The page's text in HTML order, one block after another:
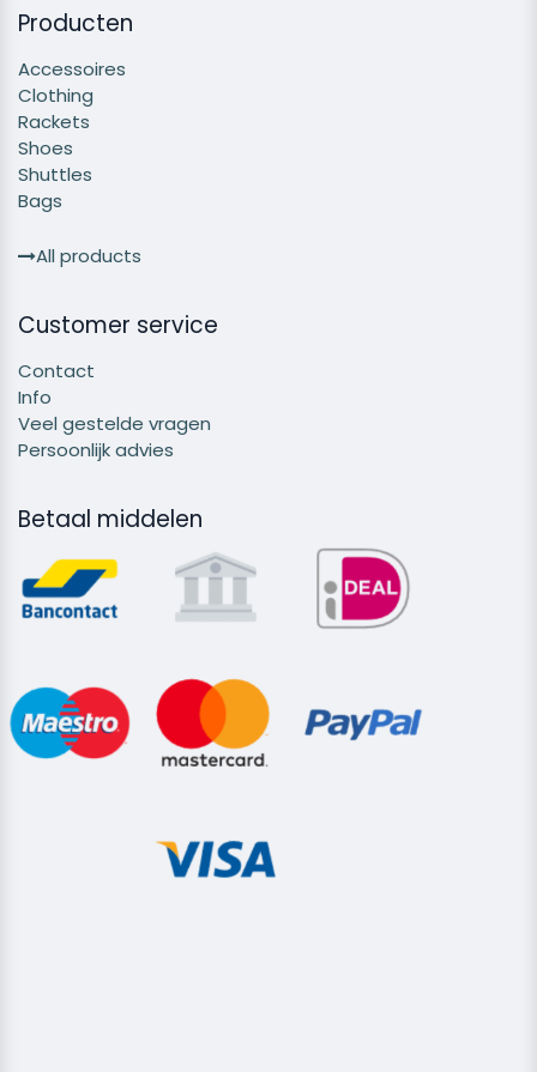
Producten
Accessoires
Clothing
Rackets
Shoes
Shuttles
Bags
All products
Customer service
Contact
Info
Veel gestelde vragen
Persoonlijk advies
Betaal middelen